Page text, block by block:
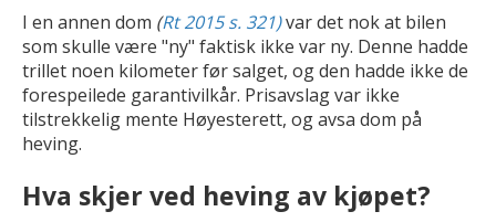
I en annen dom (Rt 2015 s. 321)var det nok at bilen
som skulle være "ny" faktisk ikke var ny. Denne hadde
trillet noen kilometer før salget, og den hadde ikke de
forespeilede garantivilkår. Prisavslag var ikke
tilstrekkelig mente Høyesterett, og avsa dom på
heving.
Hva skjer ved heving av kjøpet?